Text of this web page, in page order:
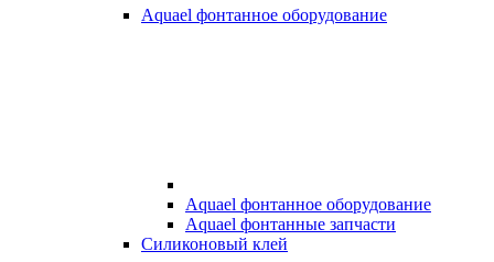
Aquael фонтанное оборудование
Aquael фонтанное оборудование
Aquael фонтанные запчасти
Силиконовый клей